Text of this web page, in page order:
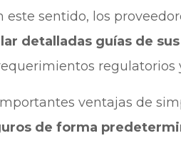
sentido, los
detalladas guías de
regulatorios
ventajas de
de forma